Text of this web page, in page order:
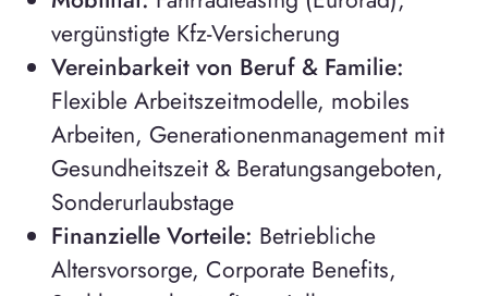
vergünstigte Kfz-Versicherung
Vereinbarkeit von Beruf & Familie:
Flexible Arbeitszeitmodelle, mobiles
Arbeiten, Generationenmanagement mit
Gesundheitszeit & Beratungsangeboten,
Sonderurlaubstage
Finanzielle Vorteile: Betriebliche
Altersvorsorge, Corporate Benefits,